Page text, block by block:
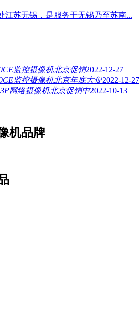
江苏无锡，是服务于无锡乃至苏南...
监控摄像机北京促销2022-12-27
监控摄像机北京年底大促2022-12-27
网络摄像机北京促销中2022-10-13
机品牌